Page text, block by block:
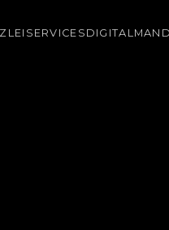
SERVICES DIGITAL